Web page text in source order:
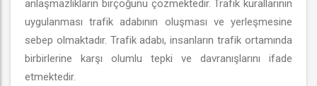
anlaşmazlıkların birçoğunu çözmektedir. Trafik kurallarının
uygulanması trafik adabının oluşması ve yerleşmesine
sebep olmaktadır. Trafik adabı, insanların trafik ortamında
birbirlerine karşı olumlu tepki ve davranışlarını ifade
etmektedir.